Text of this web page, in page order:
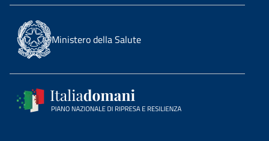
Ministero della Salute